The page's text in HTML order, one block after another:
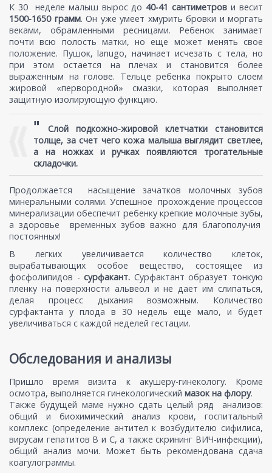
К 30 неделе малыш вырос до 40-41 сантиметров и весит
1500-1650 грамм. Он уже умеет хмурить бровки и моргать
веками, обрамленными ресницами. Ребенок занимает
почти всю полость матки, но еще может менять свое
положение. Пушок, lanugo, начинает исчезать с тела, но
при этом остается на плечах и становится более
выраженным на голове. Тельце ребенка покрыто слоем
жировой «первородной» смазки, которая выполняет
защитную изолирующую функцию.
"
Слой подкожно-жировой клетчатки становится
толще, за счет чего кожа малыша выглядит светлее,
а на ножках и ручках появляются трогательные
складочки.
Продолжается насыщение зачатков молочных зубов
минеральными солями. Успешное прохождение процессов
минерализации обеспечит ребенку крепкие молочные зубы,
а здоровье временных зубов важно для благополучия
постоянных!
В легких увеличивается количество клеток,
вырабатывающих особое вещество, состоящее из
фосфолипидов -сурфакант. Сурфактант образует тонкую
пленку на поверхности альвеол и не дает им слипаться,
делая процесс дыхания возможным. Количество
сурфактанта у плода в 30 недель еще мало, и будет
увеличиваться с каждой неделей гестации.
Обследования и анализы
Пришло время визита к акушеру-гинекологу. Кроме
осмотра, выполняется гинекологический мазок на флору.
Также будущей маме нужно сдать целый ряд анализов:
общий и биохимический анализ крови, госпитальный
комплекс (определение антител к возбудителю сифилиса,
вирусам гепатитов В и С, а также скрининг ВИЧ-инфекции),
общий анализ мочи. Может быть рекомендована сдача
коагулограммы.